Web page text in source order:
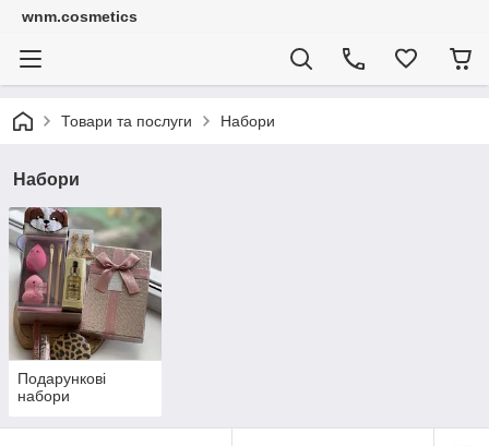
wnm.cosmetics
Товари та послуги Набори
Набори
Подарункові
набори